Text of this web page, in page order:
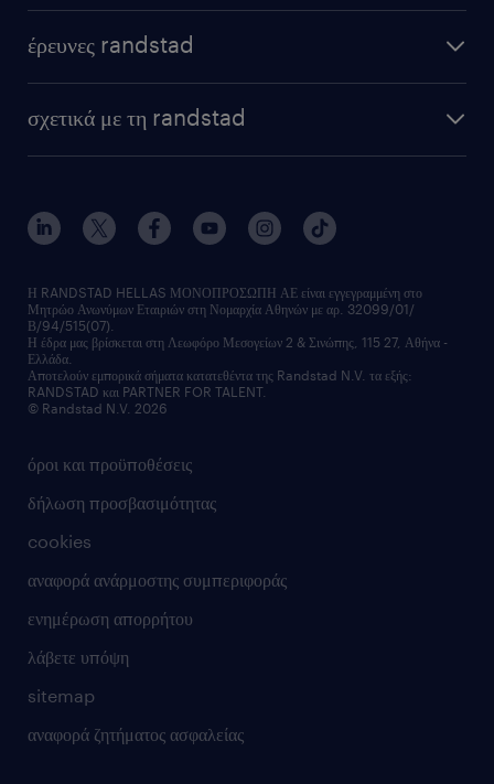
έρευνες randstad
σχετικά με τη randstad
όροι και προϋποθέσεις
δήλωση προσβασιμότητας
cookies
αναφορά ανάρμοστης συμπεριφοράς
ενημέρωση απορρήτου
λάβετε υπόψη
sitemap
αναφορά ζητήματος ασφαλείας
Η RANDSTAD HELLAS ΜΟΝΟΠΡΟΣΩΠΗ ΑΕ είναι εγγεγραμμένη στο
Μητρώο Ανωνύμων Εταιριών στη Νομαρχία Αθηνών με αρ. 32099/01/
Β/94/515(07).
Η έδρα μας βρίσκεται στη Λεωφόρο Μεσογείων 2 & Σινώπης, 115 27, Αθήνα -
Ελλάδα.
Αποτελούν εμπορικά σήματα κατατεθέντα της Randstad N.V. τα εξής:
RANDSTAD και PARTNER FOR TALENT.
© Randstad N.V. 2026